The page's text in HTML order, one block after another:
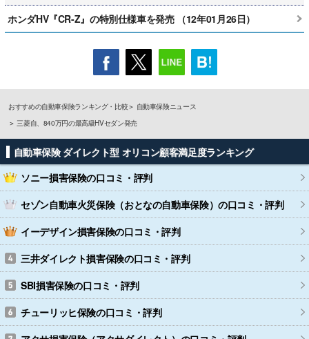
ホンダHV『CR-Z』の特別仕様車を発売 （12年01月26日）
おすすめの自動車保険ランキング・比較
自動車保険ニュース
三菱自、840万円の最高級HVセダン発売
自動車保険 ダイレクト型 オリコン顧客満足度ランキング
ソニー損害保険の口コミ・評判
セゾン自動車火災保険（おとなの自動車保険）の口コミ・評判
イーデザイン損害保険の口コミ・評判
三井ダイレクト損害保険の口コミ・評判
SBI損害保険の口コミ・評判
チューリッヒ保険の口コミ・評判